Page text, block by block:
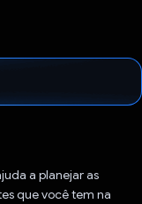
a planejar as
que você tem na